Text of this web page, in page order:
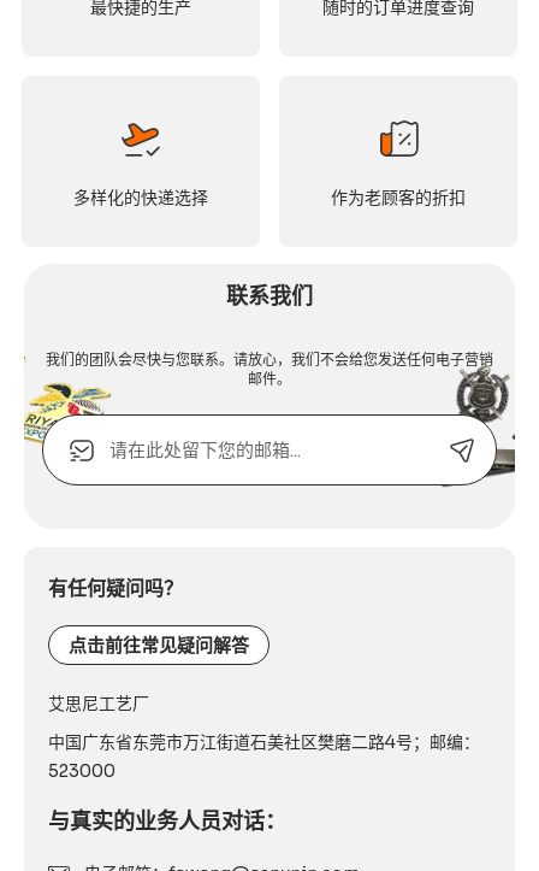
最快捷的生产 随时的订单进度查询
多样化的快递选择 作为老顾客的折扣
联系我们
我们的团队会尽快与您联系。请放心，我们不会给您发送任何电子营销
邮件。
电
子
邮
电
有任何疑问吗？
点击前往常见疑问解答
艾思尼工艺厂
中国广东省东莞市万江街道石美社区樊磨二路4号；邮编：
523000
与真实的业务人员对话：